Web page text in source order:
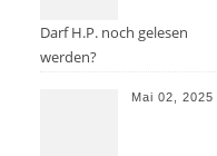
Darf H.P. noch gelesen
werden?
Mai 02, 2025